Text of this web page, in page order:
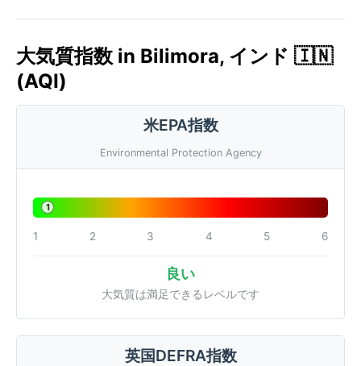
大気質指数 in Bilimora, インド 🇮🇳
(AQI)
米EPA指数
Environmental Protection Agency
1
1 2 3 4 5 6
良い
大気質は満足できるレベルです
英国DEFRA指数